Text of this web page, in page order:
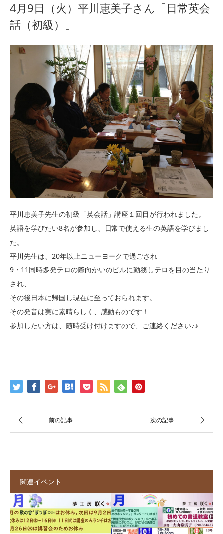
4月9日（火）平川恵美子さん「日常英会
話（初級）」
平川恵美子先生の初級「英会話」講座１回目が行われました。
英語を学びたい8名が参加し、日常で使える生の英語を学びまし
た。
平川先生は、20年以上ニューヨークで過ごされ
9・11同時多発テロの際向かいのビルに勤務しテロを目の当たり
され、
その後日本に帰国し現在に至っておられます。
その発音は実に素晴らしく、感動ものです！
参加したい方は、随時受け付けますので、ご連絡ください♪♪
関連イベント